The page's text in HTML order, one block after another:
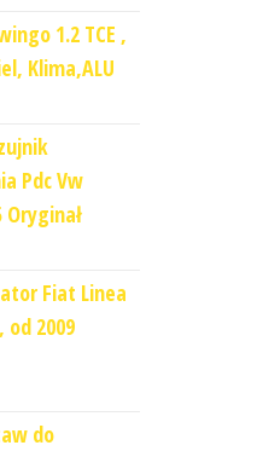
1.2 TCE ,
Klima,ALU
Pdc Vw
Oryginał
Fiat Linea
od 2009
do